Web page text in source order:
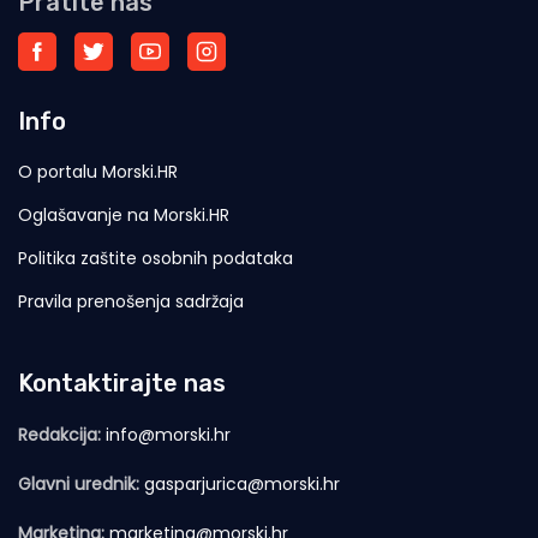
Info
O portalu Morski.HR
Oglašavanje na Morski.HR
Politika zaštite osobnih podataka
Pravila prenošenja sadržaja
Kontaktirajte nas
Redakcija: info@morski.hr
Glavni urednik: gasparjurica@morski.hr
Marketing: marketing@morski.hr